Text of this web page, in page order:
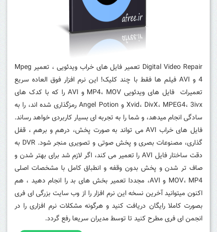
Digital Video Repair تعمیر فایل های خراب ویدئویی ، تعمیر Mpeg
4 و AVI فیلم ها فقط با چند کلیک! این نرم افزار فوق العاده سریع
تعمیرات فایل های ویدئویی MP4، MOV و AVI را که با کدک های
Xvid، DivX، MPEG4، 3ivx و Angel Potion رمزگذاری شده اند، را به
سادگی انجام میدهد، و شما را به تجربه ای بسیار کاربردی خواهد رساند.
فایل های خراب AVI می تواند به صورت پخش، درهم و برهم ، قفل
گذاری، مصنوعات بصری و پخش صوتی و تصویری منجر شود. DVR به
دقت ساختار فایل AVI را تعمیر می کند، اگر لازم شد برای بهتر شدن و
صاف تر شدن و پخش بدون وقفه و انطباق کامل با مشخصات اصلی
MOV، MP4 و AVI، مجددا تعمیر بخش های بد را انجام دهید ، هم
اکنون میتوانید آخرین نسخه این نرم افزار را از وب سایت بزرگی ای فری
بصورت کاملا رایگان دریافت کنید و هرگونه مشکلات نرم افزاری را در
انجمن ای فری مطرح کنید تا توسط مدیران سریعا رفع گردد.